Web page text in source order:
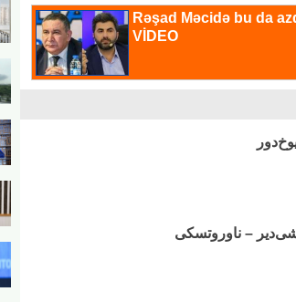
– ناوروتسکی